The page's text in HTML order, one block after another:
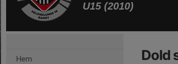
U15 (2010)
Hem Dold